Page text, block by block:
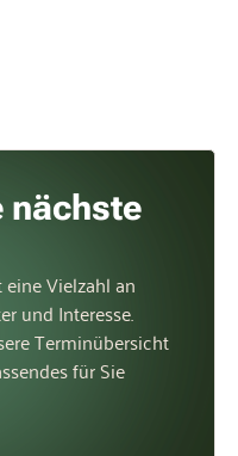
nächste
Vielzahl an
und Interesse.
Terminübersicht
für Sie